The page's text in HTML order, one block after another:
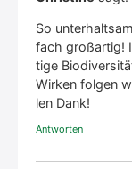
So
fach groß­ar­tig!
ti­ge
Wir­ken fol­gen
len Dank!
Antworten